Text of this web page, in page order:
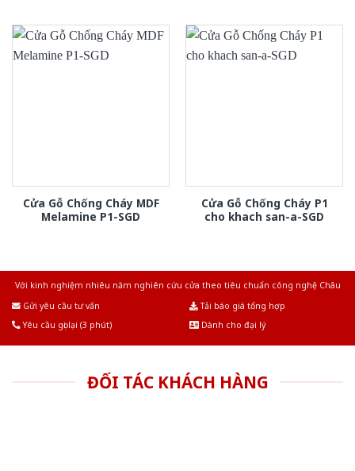
Cửa Gỗ Chống Cháy MDF
Melamine P1-SGD
Cửa Gỗ Chống Cháy P1
cho khach san-a-SGD
Với kinh nghiệm nhiêu năm nghiên cứu cửa theo tiêu chuẩn công nghệ Châu
Gửi yêu cầu tư vấn
Tải báo giá tổng hợp
Yêu cầu gọi lại (3 phút)
Dành cho đại lý
ĐỐI TÁC KHÁCH HÀNG